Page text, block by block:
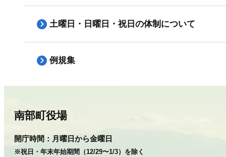
土曜日・日曜日・祝日の体制について
例規集
南部町役場
開庁時間： 月曜日から金曜日
※祝日・年末年始期間（12/29〜1/3）を除く